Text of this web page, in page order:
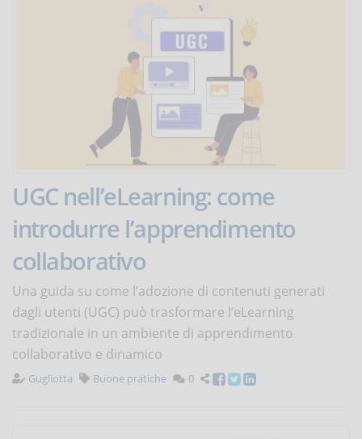
UGC nell’eLearning: come
introdurre l’apprendimento
collaborativo
Una guida su come l’adozione di contenuti generati
dagli utenti (UGC) può trasformare l’eLearning
tradizionale in un ambiente di apprendimento
collaborativo e dinamico
Gugliotta Buone pratiche 0